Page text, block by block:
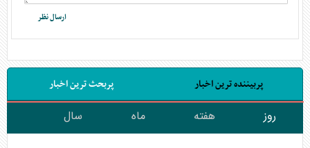
پربیننده ترین اخبار پربحث ترین اخبار
روز هفته ماه سال